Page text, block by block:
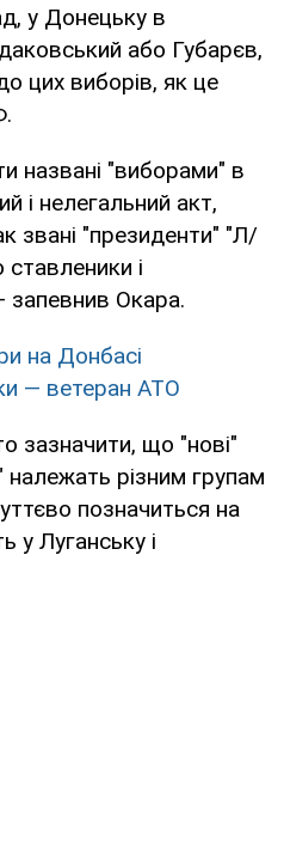
у Донецьку в
або Губарєв,
цих виборів, як це
названі "виборами" в
і нелегальний акт,
звані "президенти" "Л/
і
запевнив Окара.
на Донбасі
— ветеран АТО
зазначити, що "нові"
різним групам
позначиться на
у Луганську і